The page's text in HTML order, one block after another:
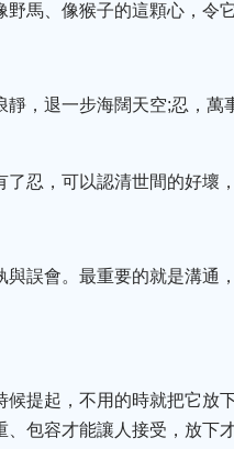
馬、像猴子的這顆心，令
靜，退一步海闊天空;忍，
忍，可以認清世間的好壞
與誤會。最重要的就是溝通
候提起，不用的時就把它放
包容才能讓人接受，放下